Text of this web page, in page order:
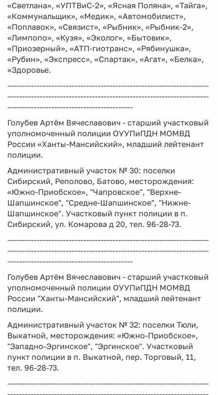
«Светлана», «УПТВиС-2», «Ясная Поляна», «Тайга»,
«Коммунальщик», «Медик», «Автомобилист»,
«Поплавок», «Связист», «Рыбник», «Рыбник-2»,
«Лимпопо», «Кузя», «Эколог», «Бытовик»,
«Приозерный», «АТП-гиотранс», «Рябинушка»,
«Рубин», «Экспресс», «Спартак», «Агат», «Белка»,
«Здоровье.
---------------------------------------------------------------------
---------------------------------------------------------------------
-------------------------------------------
Голубев Артём Вячеславович - старший участковый
уполномоченный полиции ОУУПиПДН МОМВД
России «Ханты-Мансийский», младший лейтенант
полиции.
Административный участок № 30: поселки
Сибирский, Реполово, Батово, месторождения:
«Южно-Приобское», "Чапровское", "Верхне-
Шапшинское", "Средне-Шапшинское", "Нижне-
Шапшинское". Участковый пункт полиции в п.
Сибирский, ул. Комарова д 20, тел. 96-28-73.
---------------------------------------------------------------------
---------------------------------------------------------------------
-------------------------------------------
Голубев Артём Вячеславович - старший участковый
уполномоченный полиции ОУУПиПДН МОМВД
России "Ханты-Мансийский", младший лейтенант
полиции.
Административный участок № 32: поселки Тюли,
Выкатной, месторождения: «Южно-Приобское»,
"Западно-Эргинское", "Эргинское". Участковый
пункт полиции в п. Выкатной, пер. Торговый, 11,
тел. 96-28-73.
---------------------------------------------------------------------